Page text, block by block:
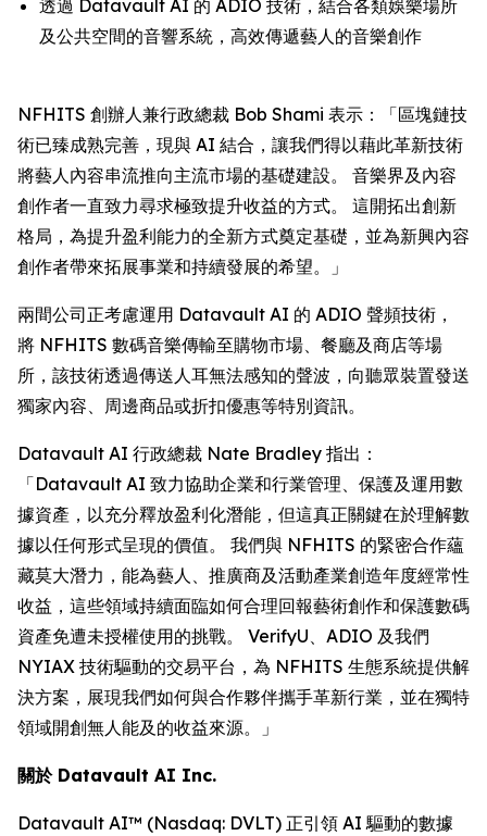
透過 Datavault AI 的 ADIO 技術，結合各類娛樂場所
及公共空間的音響系統，高效傳遞藝人的音樂創作
NFHITS 創辦人兼行政總裁 Bob Shami 表示：「區塊鏈技
術已臻成熟完善，現與 AI 結合，讓我們得以藉此革新技術
將藝人內容串流推向主流市場的基礎建設。 音樂界及內容
創作者一直致力尋求極致提升收益的方式。 這開拓出創新
格局，為提升盈利能力的全新方式奠定基礎，並為新興內容
創作者帶來拓展事業和持續發展的希望。」
兩間公司正考慮運用 Datavault AI 的 ADIO 聲頻技術，
將 NFHITS 數碼音樂傳輸至購物市場、餐廳及商店等場
所，該技術透過傳送人耳無法感知的聲波，向聽眾裝置發送
獨家內容、周邊商品或折扣優惠等特別資訊。
Datavault AI 行政總裁 Nate Bradley 指出：
「Datavault AI 致力協助企業和行業管理、保護及運用數
據資產，以充分釋放盈利化潛能，但這真正關鍵在於理解數
據以任何形式呈現的價值。 我們與 NFHITS 的緊密合作蘊
藏莫大潛力，能為藝人、推廣商及活動產業創造年度經常性
收益，這些領域持續面臨如何合理回報藝術創作和保護數碼
資產免遭未授權使用的挑戰。 VerifyU、ADIO 及我們
NYIAX 技術驅動的交易平台，為 NFHITS 生態系統提供解
決方案，展現我們如何與合作夥伴攜手革新行業，並在獨特
領域開創無人能及的收益來源。」
關於 Datavault AI Inc.
Datavault AI™ (Nasdaq: DVLT) 正引領 AI 驅動的數據